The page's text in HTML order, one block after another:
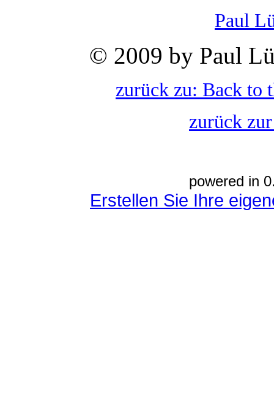
Paul
© 2009 by Paul
zurück zu: Back to
zurück
powered in
Erstellen Sie Ihre